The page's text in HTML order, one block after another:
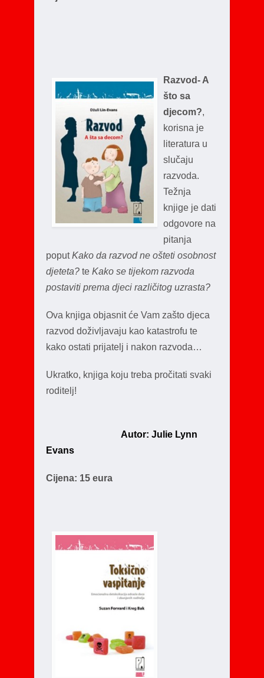
Razvod- A
što sa
djecom?,
korisna je
literatura u
slučaju
razvoda.
Težnja
knjige je dati
odgovore na
pitanja
poputKako da razvod ne ošteti osobnost
djeteta? te Kako se tijekom razvoda
postaviti prema djeci različitog uzrasta?
Ova knjiga objasnit će Vam zašto djeca
razvod doživljavaju kao katastrofu te
kako ostati prijatelj i nakon razvoda…
Ukratko, knjiga koju treba pročitati svaki
roditelj!
Autor: Julie Lynn
Evans
Cijena: 15 eura